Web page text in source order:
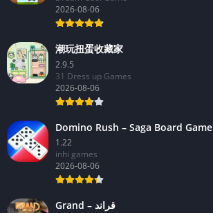
2026-08-06
潮玩扭蛋收藏家
2.9.5
31 Dress up Games
2026-08-06
Domino Rush – Saga Board Game
1.22
inhi games
2026-08-06
Grand – قراند